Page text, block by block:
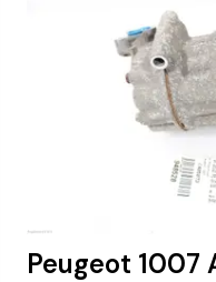
Peugeot 1007